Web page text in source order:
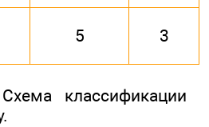
5 3
классификации